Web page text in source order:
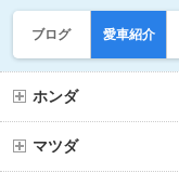
ブログ 愛車紹介
ホンダ
マツダ